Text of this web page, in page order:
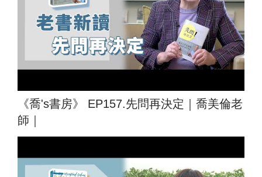
《喬's書房》 EP157.先問再決定｜喬美倫老
師｜